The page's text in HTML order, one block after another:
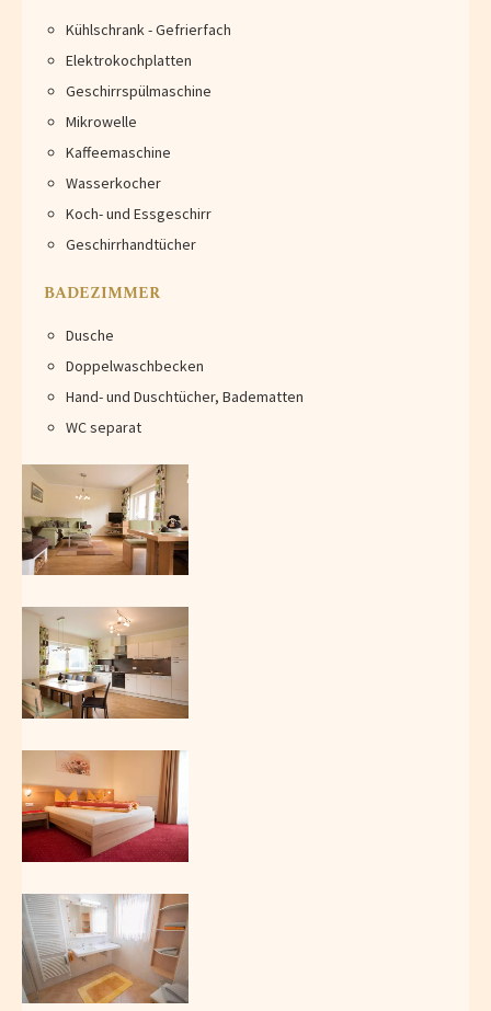
Kühlschrank - Gefrierfach
Elektrokochplatten
Geschirrspülmaschine
Mikrowelle
Kaffeemaschine
Wasserkocher
Koch- und Essgeschirr
Geschirrhandtücher
BADEZIMMER
Dusche
Doppelwaschbecken
Hand- und Duschtücher, Badematten
WC separat